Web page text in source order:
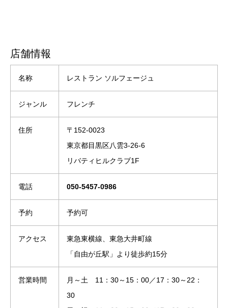
店舗情報
名称 レストラン ソルフェージュ
ジャンル フレンチ
住所
〒152-0023
東京都目黒区八雲3-26-6
リバティヒルクラブ1F
電話 050-5457-0986
予約 予約可
アクセス
東急東横線、東急大井町線
「自由が丘駅」より徒歩約15分
営業時間
月～土 11：30～15：00／17：30～22：
30